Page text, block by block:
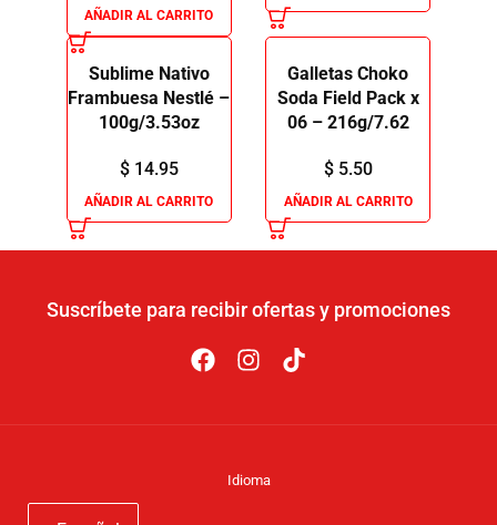
AÑADIR AL CARRITO
Sublime Nativo
Frambuesa Nestlé –
100g/3.53oz
$14.95
AÑADIR AL CARRITO
Galletas Choko
Soda Field Pack x
06 – 216g/7.62
$5.50
AÑADIR AL CARRITO
Suscríbete para recibir ofertas y promociones
Idioma